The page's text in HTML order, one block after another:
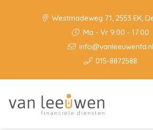
Westmadeweg 71, 2553 EK,
Ma - Vr 9:00 - 17:00
info@vanleeuwenfd.nl
015-8872588